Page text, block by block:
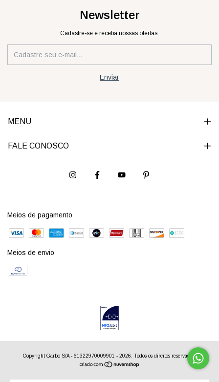
Newsletter
Cadastre-se e receba nossas ofertas.
MENU
FALE CONOSCO
Meios de pagamento
Meios de envio
Copyright Garbo S/A - 61322970009901 - 2026. Todos os direitos reservados.